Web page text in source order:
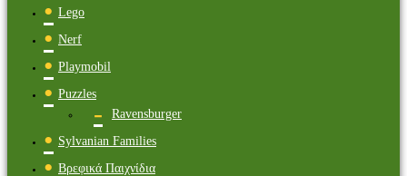
Lego
Nerf
Playmobil
Puzzles
Ravensburger
Sylvanian Families
Βρεφικά Παιχνίδια